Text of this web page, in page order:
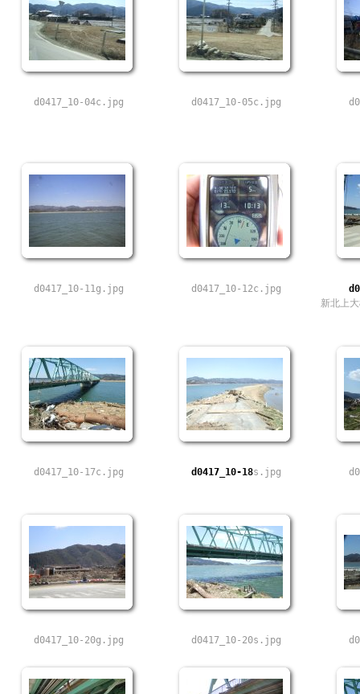
d0417_10-04c.jpg d0417_10-05c.jpg
d0417_10-11g.jpg d0417_10-12c.jpg
新北上
d0417_10-17c.jpg d0417_10-18s.jpg
d0417_10-20g.jpg d0417_10-20s.jpg